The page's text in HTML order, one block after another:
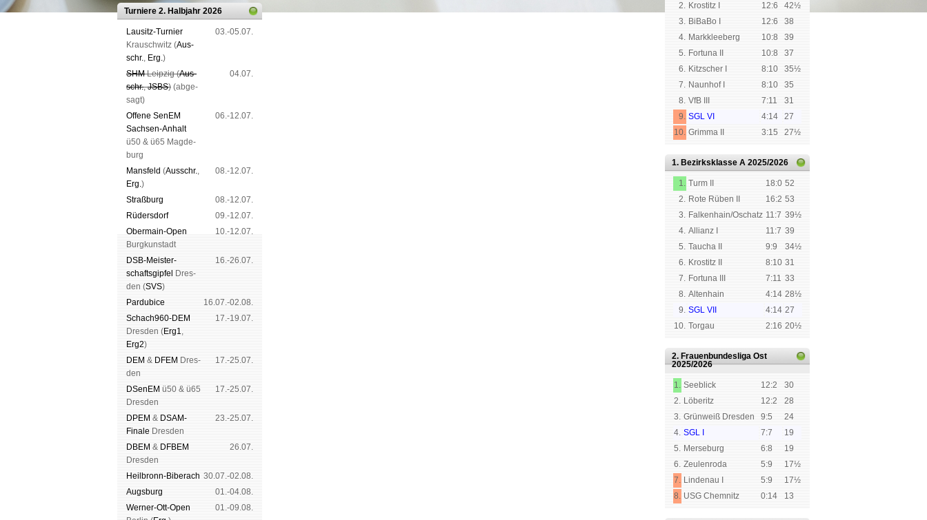
Turniere 2. Halbjahr 2026
Lau­sitz-Tur­nier
Krausch­witz (Aus­
schr., Erg.)
03.-05.07.
SHMLeip­zig (Aus­
schr.,JSBS) (ab­ge­
sagt)
04.07.
Offene SenEM
Sach­sen-An­halt
ü50 & ü65 Mag­de­
burg
06.-12.07.
Mans­feld (Aus­schr.,
Erg.)
08.-12.07.
Straß­burg
08.-12.07.
Rüders­dorf
09.-12.07.
Ober­main-Open
Burg­kun­stadt
10.-12.07.
DSB-Meister­
schafts­gipfel
Dres­
den (SVS)
16.-26.07.
Pardu­bice
16.07.-02.08.
Schach960-DEM
Dres­den (Erg1,
Erg2)
17.-19.07.
DEM & DFEM Dres­
den
17.-25.07.
DSenEM ü50 & ü65
Dres­den
17.-25.07.
DPEM & DSAM-
Finale Dres­den
23.-25.07.
DBEM & DFBEM
Dres­den
26.07.
Heil­bronn-Bi­ber­ach 30.07.-02.08.
Augs­burg
01.-04.08.
Werner-Ott-Open
01.-09.08.
2. Krostitz I 12:6
42½
3. BiBaBo I 12:6
38
4. Markkleeberg 10:8
39
5. Fortuna II 10:8
37
6. Kitzscher I 8:10
35½
7. Naunhof I 8:10
35
8. VfB III 7:11
31
9. SGL VI 4:14
27
10. Grimma II 3:15 27½
1. Bezirksklasse A 2025/2026
1. Turm II 18:0 52
2. Rote Rüben II 16:2 53
3. Falkenhain/Oschatz 11:7 39½
4. Allianz I 11:7 39
5. Taucha II 9:9
34½
6. Krostitz II 8:10 31
7. Fortuna III 7:11 33
8. Altenhain 4:14 28½
9. SGL VII 4:14 27
10. Torgau 2:16 20½
2. Frauenbundesliga Ost
2025/2026
1. Seeblick 12:2
30
2. Löberitz 12:2
28
3. Grünweiß Dresden 9:5
24
4. SGL I 7:7
19
5. Merseburg 6:8
19
6. Zeulenroda 5:9
17½
7. Lindenau I 5:9
17½
8. USG Chemnitz 0:14 13